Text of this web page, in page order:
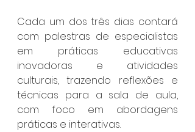
Cada um dos três dias contará
com palestras de especialistas
em práticas educativas
inovadoras e atividades
culturais, trazendo reflexões e
técnicas para a sala de aula,
com foco em abordagens
práticas e interativas.